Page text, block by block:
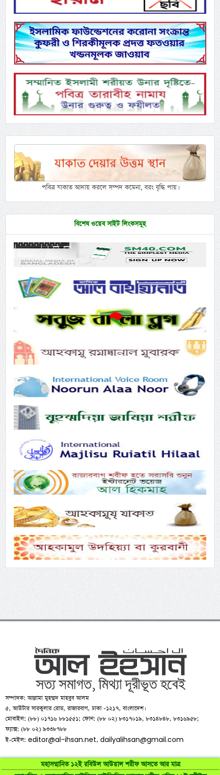
মহাসম্মানিত ১২ই রবিউল আউয়াল শরীফ আসতে আর মাত্র
পবিত্র যাকাত আদায় করলে সম্পদ কমেনা, বরং বৃদ্ধি পায়।
বিশেষ ওয়েব সাইট লিংকসমূহ
সম্পাদক: আল্লামা মুহম্মদ মাহবুব আলম
৫, আউটার সারকুলার রোড, রাজারবাগ, ঢাকা -১২১৭, বাংলাদেশ।
মোবাইল: (৮৮) ০১৭১৬ ৮৮১৫৫১; ফোন: (৮৮ ০২) ৮৩১৭০১৯, ৮৩১৪৮৪৮, ৮৩১৬৯৫৮;
ফ্যাক্স: (৮৮ ০২) ৯৩৩৮৭৮৮
ই-মেইল:editor@al-ihsan.net,dailyalihsan@gmail.com